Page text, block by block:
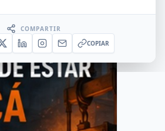
COMPARTIR
COPIAR